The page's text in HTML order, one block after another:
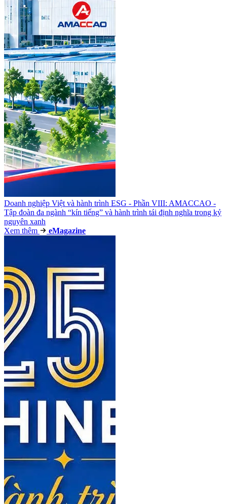
Doanh nghiệp Việt và hành trình ESG - Phần VIII: AMACCAO -
Tập đoàn đa ngành “kín tiếng” và hành trình tái định nghĩa trong kỷ
nguyên xanh
Xem thêm
eMagazine